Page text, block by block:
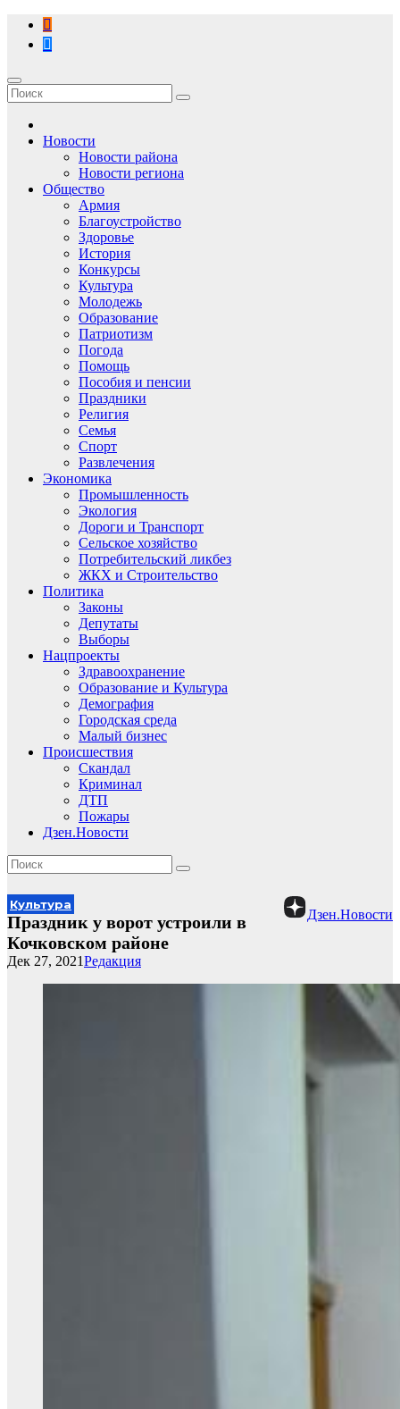
Перейти
содержимому
Новости
Новости района
Новости региона
Общество
Армия
Благоустройство
Здоровье
История
Конкурсы
Культура
Молодежь
Образование
Патриотизм
Погода
Помощь
Пособия и пенсии
Праздники
Религия
Семья
Спорт
Развлечения
Экономика
Промышленность
Экология
Дороги и Транспорт
Сельское хозяйство
Потребительский ликбез
ЖКХ и Строительство
Политика
Законы
Депутаты
Выборы
Нацпроекты
Здравоохранение
Образование и Культура
Демография
Городская среда
Малый бизнес
Происшествия
Скандал
Криминал
ДТП
Пожары
Дзен.Новости
Дзен.Новости
Культура
Праздник у ворот устроили в
Кочковском районе
Редакция
Дек 27, 2021